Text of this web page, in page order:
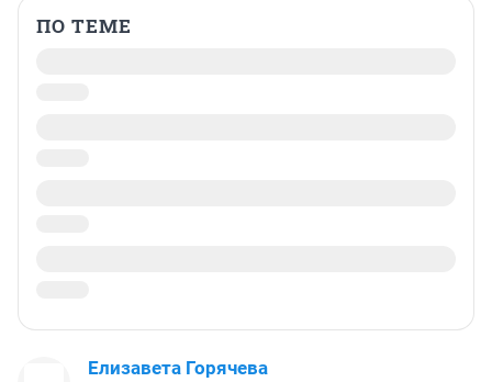
ПО ТЕМЕ
Елизавета Горячева